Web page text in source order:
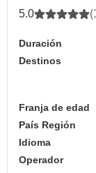
5.0
Duración
Destinos
Franja de edad
País Región
Idioma
Operador